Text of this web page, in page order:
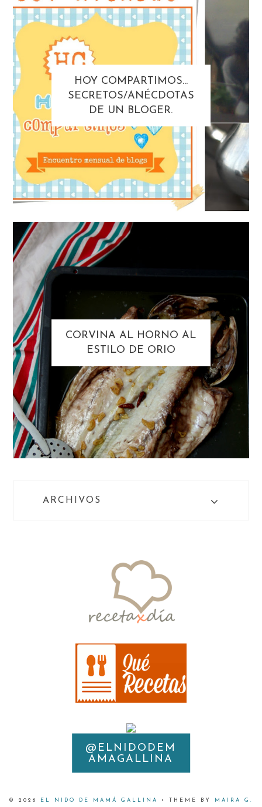
HOY COMPARTIMOS...
SECRETOS/ANÉCDOTAS
DE UN BLOGER.
CORVINA AL HORNO AL
ESTILO DE ORIO
ARCHIVOS
INSTAGRAM
@ELNIDODEM
AMAGALLINA
© 2026 EL NIDO DE MAMÁ GALLINA • THEME BY MAIRA G.